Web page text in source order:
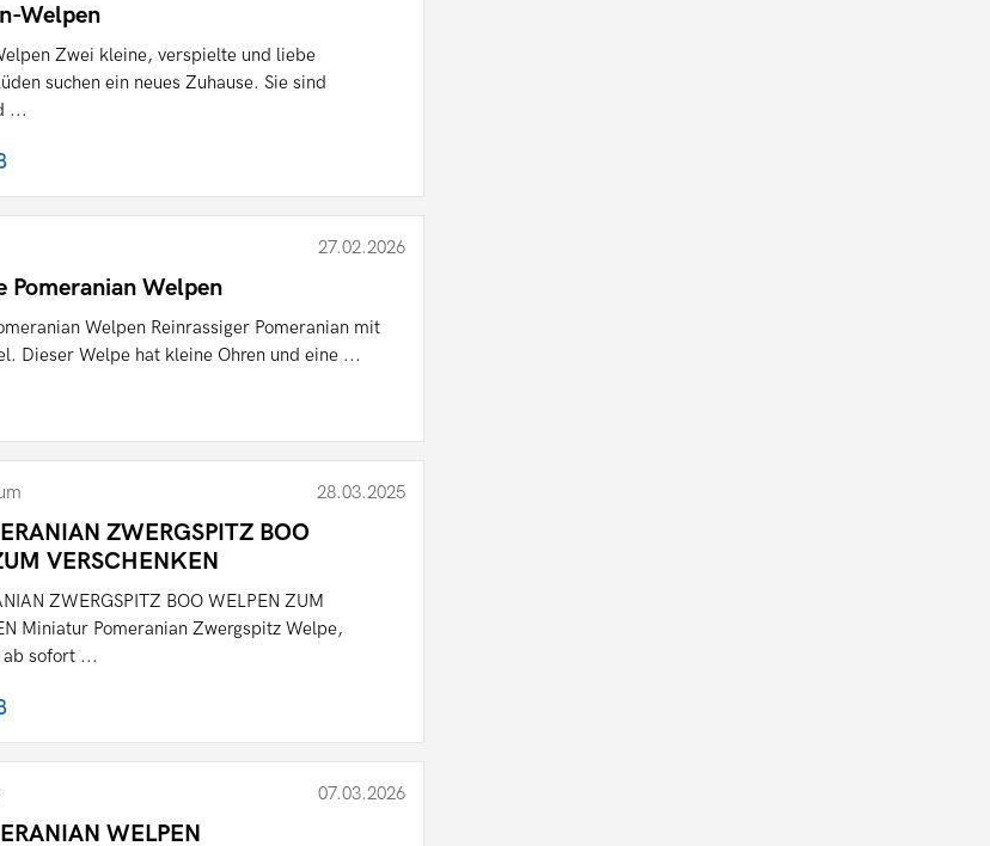
Welpen
Zwei kleine, verspielte und liebe
suchen ein neues Zuhause. Sie sind
...
27.02.2026
Pomeranian Welpen
Welpen Reinrassiger Pomeranian mit
Dieser Welpe hat kleine Ohren und eine ...
28.03.2025
ZWERGSPITZ BOO
VERSCHENKEN
ZWERGSPITZ BOO WELPEN ZUM
Miniatur Pomeranian Zwergspitz Welpe,
ab sofort ...
07.03.2026
WELPEN